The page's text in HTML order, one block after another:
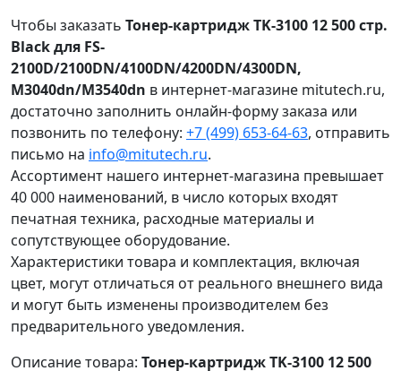
Чтобы заказать Тонер-картридж TK-3100 12 500 стр.
Black для FS-
2100D/2100DN/4100DN/4200DN/4300DN,
M3040dn/M3540dn в интернет-магазине mitutech.ru,
достаточно заполнить онлайн-форму заказа или
позвонить по телефону: +7 (499) 653-64-63, отправить
письмо на info@mitutech.ru.
Ассортимент нашего интернет-магазина превышает
40 000 наименований, в число которых входят
печатная техника, расходные материалы и
сопутствующее оборудование.
Характеристики товара и комплектация, включая
цвет, могут отличаться от реального внешнего вида
и могут быть изменены производителем без
предварительного уведомления.
Описание товара: Тонер-картридж TK-3100 12 500